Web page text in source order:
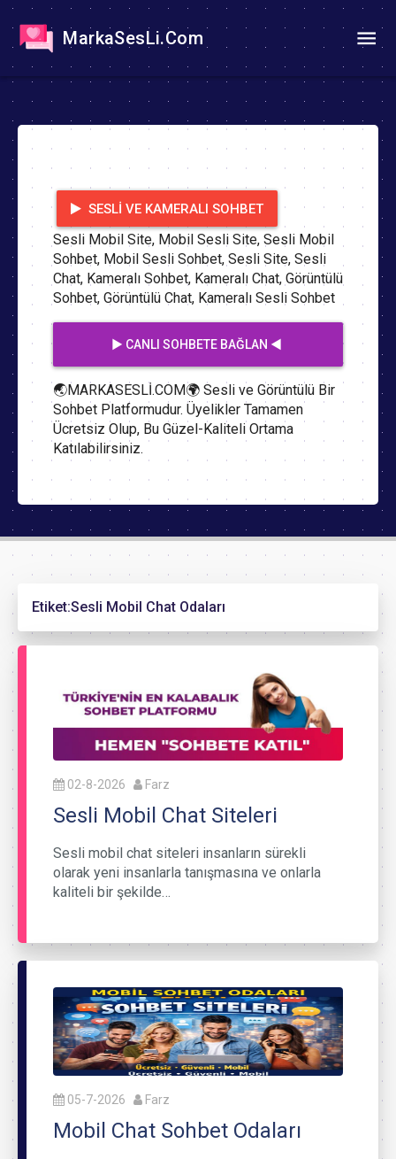
MarkaSesLi.Com
SESLI VE KAMERALI SOHBET
Sesli Mobil Site, Mobil Sesli Site, Sesli Mobil
Sohbet, Mobil Sesli Sohbet, Sesli Site, Sesli
Chat, Kameralı Sohbet, Kameralı Chat, Görüntülü
Sohbet, Görüntülü Chat, Kameralı Sesli Sohbet
▶️ CANLI SOHBETE BAĞLAN ◀️
🌏MARKASESLİ.COM🌍 Sesli ve Görüntülü Bir
Sohbet Platformudur. Üyelikler Tamamen
Ücretsiz Olup, Bu Güzel-Kaliteli Ortama
Katılabilirsiniz.
Etiket:Sesli Mobil Chat Odaları
02-8-2026 Farz
Sesli Mobil Chat Siteleri
Sesli mobil chat siteleri insanların sürekli
olarak yeni insanlarla tanışmasına ve onlarla
kaliteli bir şekilde…
05-7-2026 Farz
Mobil Chat Sohbet Odaları